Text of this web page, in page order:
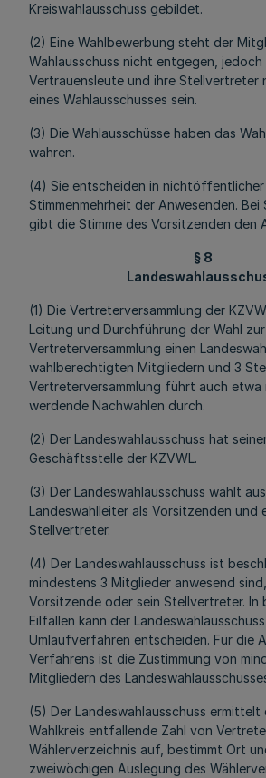
Kreiswahlausschuss gebildet.
(2) Eine Wahlbewerbung steht der
Wahlausschuss nicht entgegen, jedoch
Vertrauensleute und ihre Stellvertreter
eines Wahlausschusses sein.
(3) Die Wahlausschüsse haben das
wahren.
(4) Sie entscheiden in
Stimmenmehrheit der Anwesenden. Bei
gibt die Stimme des Vorsitzenden den
§ 8
(1) Die Vertreterversammlung der
Leitung und Durchführung der Wahl zur
Vertreterversammlung einen
wahlberechtigten Mitgliedern und 3
Vertreterversammlung führt auch etwa
werdende Nachwahlen durch.
(2) Der Landeswahlausschuss hat
Geschäftsstelle der KZVWL.
(3) Der Landeswahlausschuss wählt
Landeswahlleiter als Vorsitzenden und
Stellvertreter.
(4) Der Landeswahlausschuss ist
mindestens 3 Mitglieder anwesend
Vorsitzende oder sein Stellvertreter. In
Eilfällen kann der Landeswahlausschuss
Umlaufverfahren entscheiden. Für die
Verfahrens ist die Zustimmung von
Mitgliedern des
(5) Der Landeswahlausschuss ermittelt
Wahlkreis entfallende Zahl von
Wählerverzeichnis auf, bestimmt Ort
zweiwöchigen Auslegung des